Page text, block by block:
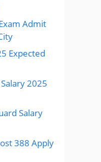
Admit
Expected
2025
Salary
388 Apply